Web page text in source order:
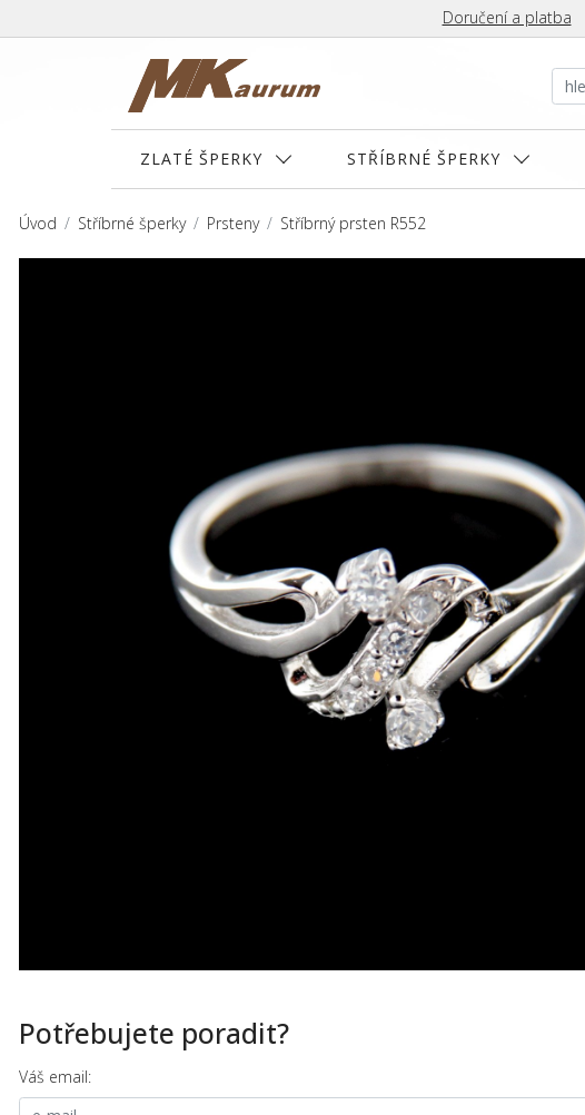
Doručení a platba
ZLATÉ ŠPERKY STŘÍBRNÉ ŠPERKY
Úvod Stříbrné šperky Prsteny Stříbrný prsten R552
Potřebujete poradit?
Váš email: